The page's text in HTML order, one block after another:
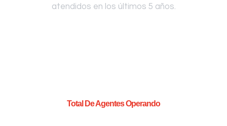
atendidos en los últimos 5 años.
Total De Agentes Operando